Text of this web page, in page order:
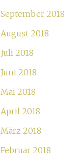
September 2018
August 2018
Juli 2018
Juni 2018
Mai 2018
April 2018
März 2018
Februar 2018